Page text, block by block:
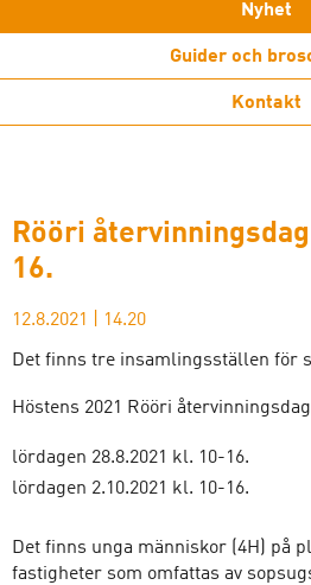
Nyhet
Guider och
Kontakt
Rööri
16.
12.8.2021 14.20
Det finns tre insamlingsställen för
Höstens 2021 Rööri
lördagen 28.8.2021 kl. 10-16.
lördagen 2.10.2021 kl. 10-16.
Det finns unga människor (4H) på
fastigheter som omfattas av